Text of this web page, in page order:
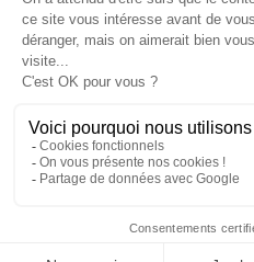
© 2026 - Côté Formations - par
Menu Pied de page
Mentions Légales
Politique de confidentialité